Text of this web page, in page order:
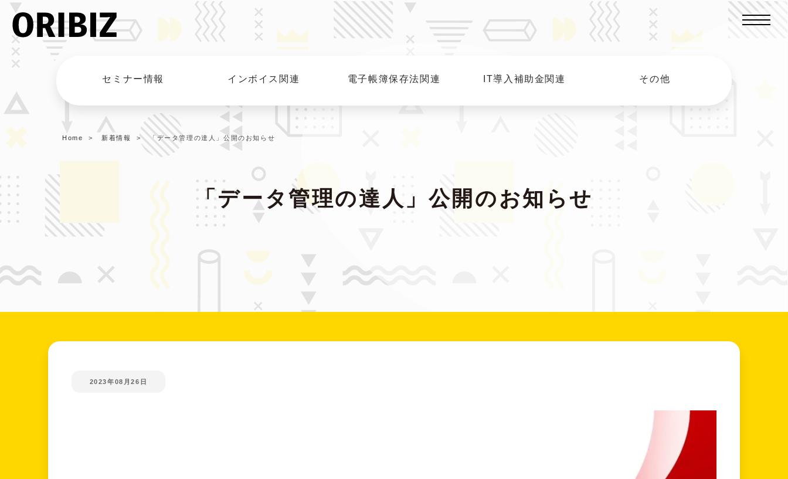
セミナー情報 インボイス関連 電子帳簿保存法関連 IT導入補助金関連 その他
Home 新着情報 「データ管理の達人」公開のお知らせ
「データ管理の達人」公開のお知らせ
2023年08月26日